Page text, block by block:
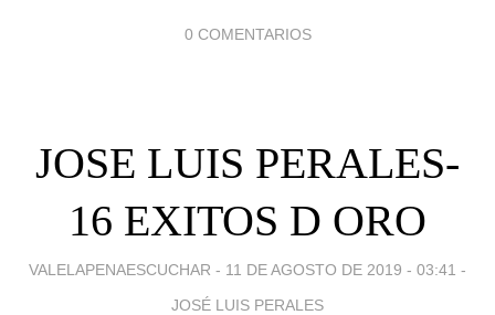
0 COMENTARIOS
JOSE LUIS PERALES-
16 EXITOS D ORO
VALELAPENAESCUCHAR - 11 DE AGOSTO DE 2019 - 03:41 -
JOSÉ LUIS PERALES